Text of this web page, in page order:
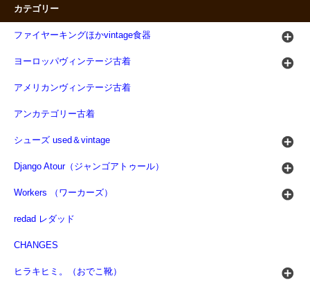
カテゴリー
ファイヤーキングほかvintage食器
ヨーロッパヴィンテージ古着
アメリカンヴィンテージ古着
アンカテゴリー古着
シューズ used＆vintage
Django Atour（ジャンゴアトゥール）
Workers （ワーカーズ）
redad レダッド
CHANGES
ヒラキヒミ。（おでこ靴）